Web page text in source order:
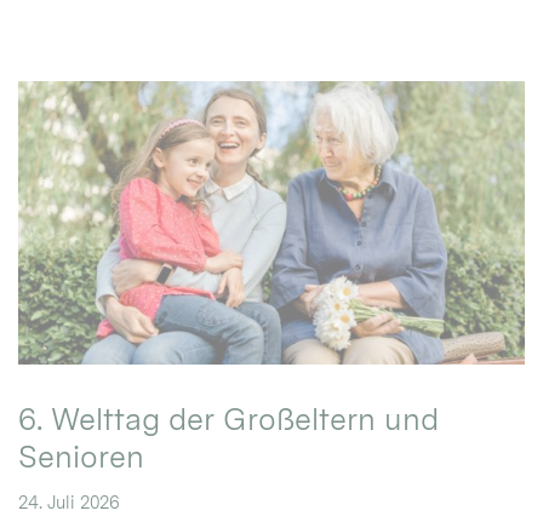
6. Welttag der Großeltern und
Senioren
24. Juli 2026